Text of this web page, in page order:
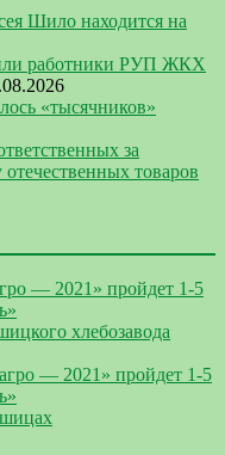
Шило находится на
работники РУП ЖКХ
«тысячников»
за
товаров
— 2021» пройдет 1-5
хлебозавода
— 2021» пройдет 1-5